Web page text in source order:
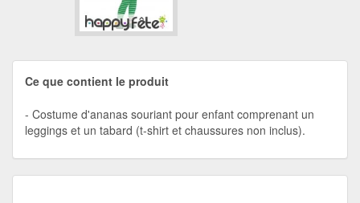
Ce que contient le produit
Costume d'ananas souriant pour enfant comprenant un
leggings et un tabard (t-shirt et chaussures non inclus).